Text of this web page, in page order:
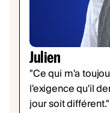
Julien
"Ce qui m'a
l'exigence qu'il
jour soit différent."